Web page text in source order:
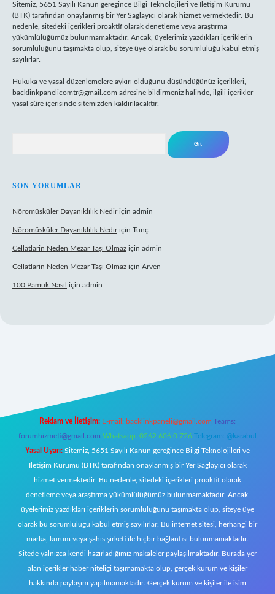
Sitemiz, 5651 Sayılı Kanun gereğince Bilgi Teknolojileri ve İletişim Kurumu
(BTK) tarafından onaylanmış bir Yer Sağlayıcı olarak hizmet vermektedir. Bu
nedenle, sitedeki içerikleri proaktif olarak denetleme veya araştırma
yükümlülüğümüz bulunmamaktadır. Ancak, üyelerimiz yazdıkları içeriklerin
sorumluluğunu taşımakta olup, siteye üye olarak bu sorumluluğu kabul etmiş
sayılırlar.
Hukuka ve yasal düzenlemelere aykırı olduğunu düşündüğünüz içerikleri,
backlinkpanelicomtr@gmail.com adresine bildirmeniz halinde, ilgili içerikler
yasal süre içerisinde sitemizden kaldırılacaktır.
SON YORUMLAR
Nöromüsküler Dayanıklılık Nediriçin admin
Nöromüsküler Dayanıklılık Nediriçin Tunç
Cellatlarin Neden Mezar Taşı Olmaz için admin
Cellatlarin Neden Mezar Taşı Olmaz için Arven
100 Pamuk Nasıl için admin
Reklam ve İletişim: E-mail: backlinkpaneli@gmail.com Teams:
forumhizmeti@gmail.com Whatsapp: 0262 606 0 726 Telegram: @karabul
Yasal Uyarı: Sitemiz, 5651 Sayılı Kanun gereğince Bilgi Teknolojileri ve
İletişim Kurumu (BTK) tarafından onaylanmış bir Yer Sağlayıcı olarak
hizmet vermektedir. Bu nedenle, sitedeki içerikleri proaktif olarak
denetleme veya araştırma yükümlülüğümüz bulunmamaktadır. Ancak,
üyelerimiz yazdıkları içeriklerin sorumluluğunu taşımakta olup, siteye üye
olarak bu sorumluluğu kabul etmiş sayılırlar. Bu internet sitesi, herhangi bir
marka, kurum veya şahıs şirketi ile hiçbir bağlantısı bulunmamaktadır.
Sitede yalnızca kendi hazırladığımız makaleler paylaşılmaktadır. Burada yer
alan içerikler haber niteliği taşımamakta olup, gerçek kurum ve kişiler
hakkında paylaşım yapılmamaktadır. Gerçek kurum ve kişiler ile isim